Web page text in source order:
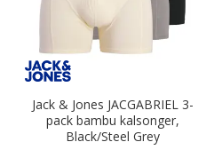
Jack & Jones JACGABRIEL 3-
pack bambu kalsonger,
Black/Steel Grey